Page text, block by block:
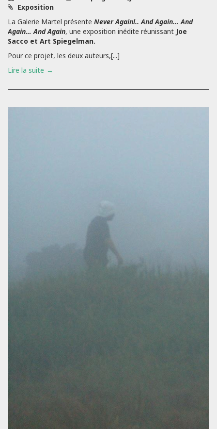
Exposition
La Galerie Martel présente Never Again!.. And Again… And
Again… And Again, une exposition inédite réunissant Joe
Sacco et Art Spiegelman.
Pour ce projet, les deux auteurs,[...]
Lire la suite